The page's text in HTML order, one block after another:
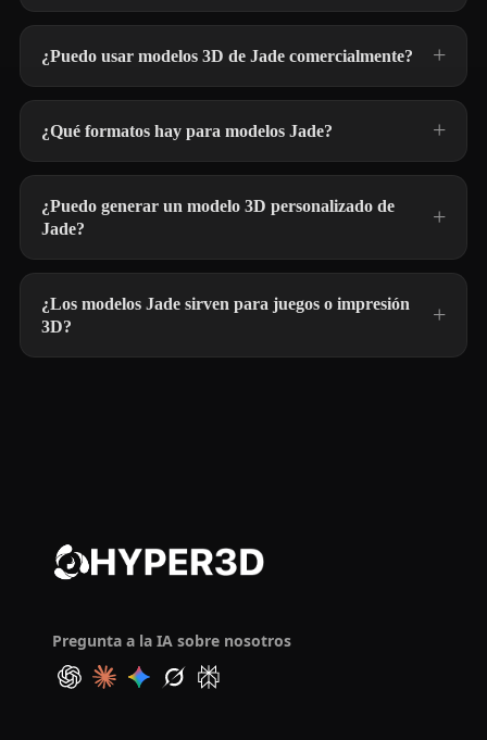
¿Puedo usar modelos 3D de Jade comercialmente?
¿Qué formatos hay para modelos Jade?
¿Puedo generar un modelo 3D personalizado de
Jade?
¿Los modelos Jade sirven para juegos o impresión
3D?
Pregunta a la IA sobre nosotros